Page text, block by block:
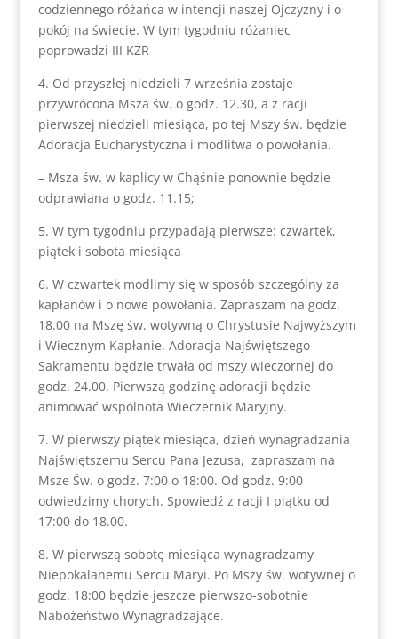
codziennego różańca w intencji naszej Ojczyzny i o
pokój na świecie. W tym tygodniu różaniec
poprowadzi III KŻR
4. Od przyszłej niedzieli 7 września zostaje
przywrócona Msza św. o godz. 12.30, a z racji
pierwszej niedzieli miesiąca, po tej Mszy św. będzie
Adoracja Eucharystyczna i modlitwa o powołania.
– Msza św. w kaplicy w Chąśnie ponownie będzie
odprawiana o godz. 11.15;
5. W tym tygodniu przypadają pierwsze: czwartek,
piątek i sobota miesiąca
6. W czwartek modlimy się w sposób szczególny za
kapłanów i o nowe powołania. Zapraszam na godz.
18.00 na Mszę św. wotywną o Chrystusie Najwyższym
i Wiecznym Kapłanie. Adoracja Najświętszego
Sakramentu będzie trwała od mszy wieczornej do
godz. 24.00. Pierwszą godzinę adoracji będzie
animować wspólnota Wieczernik Maryjny.
7. W pierwszy piątek miesiąca, dzień wynagradzania
Najświętszemu Sercu Pana Jezusa, zapraszam na
Msze Św. o godz. 7:00 o 18:00. Od godz. 9:00
odwiedzimy chorych. Spowiedź z racji I piątku od
17:00 do 18.00.
8. W pierwszą sobotę miesiąca wynagradzamy
Niepokalanemu Sercu Maryi. Po Mszy św. wotywnej o
godz. 18:00 będzie jeszcze pierwszo-sobotnie
Nabożeństwo Wynagradzające.